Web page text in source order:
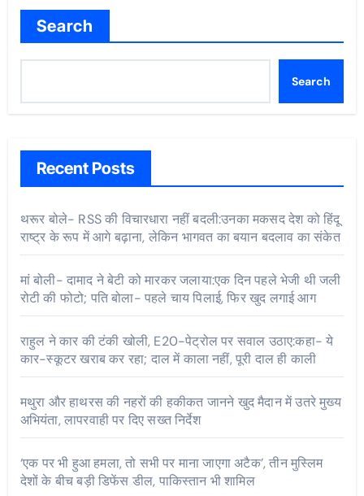
Search
Search
Recent Posts
थरूर बोले- RSS की विचारधारा नहीं बदली:उनका मकसद देश को हिंदू
राष्ट्र के रूप में आगे बढ़ाना, लेकिन भागवत का बयान बदलाव का संकेत
मां बोली- दामाद ने बेटी को मारकर जलाया:एक दिन पहले भेजी थी जली
रोटी की फोटो; पति बोला- पहले चाय पिलाई, फिर खुद लगाई आग
राहुल ने कार की टंकी खोली, E20-पेट्रोल पर सवाल उठाए:कहा- ये
कार-स्कूटर खराब कर रहा; दाल में काला नहीं, पूरी दाल ही काली
मथुरा और हाथरस की नहरों की हकीकत जानने खुद मैदान में उतरे मुख्य
अभियंता, लापरवाही पर दिए सख्त निर्देश
‘एक पर भी हुआ हमला, तो सभी पर माना जाएगा अटैक’, तीन मुस्लिम
देशों के बीच बड़ी डिफेंस डील, पाकिस्तान भी शामिल